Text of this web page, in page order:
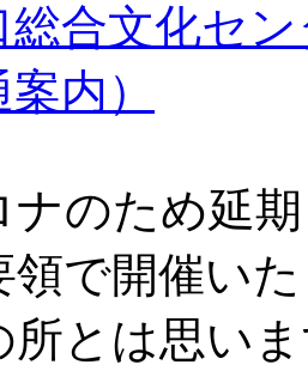
総合文化セ
案内）
のため延
領で開催い
とは思い